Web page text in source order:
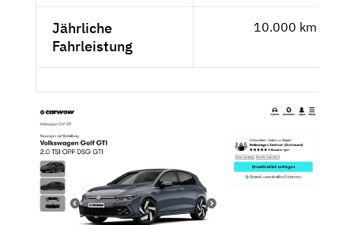
Jährliche
Fahrleistung
10.000 km